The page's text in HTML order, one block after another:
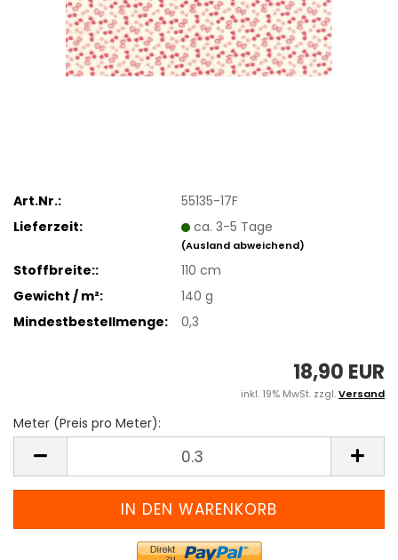
Art.Nr.:
55135-17F
Lieferzeit:
ca. 3-5 Tage
(Ausland abweichend)
Stoffbreite::
110 cm
Gewicht / m²:
140 g
Mindestbestellmenge:
0,3
18,90 EUR
inkl. 19% MwSt. zzgl.Versand
Meter (Preis pro Meter):
(Preis
pro